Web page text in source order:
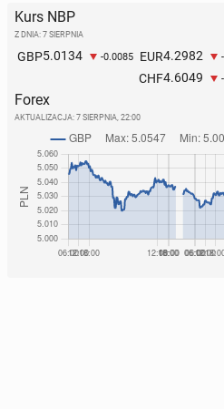
Kurs NBP
Z DNIA: 7 SIERPNIA
GBP5.0134 -0.0085 EUR4.2982
CHF4.6049
Forex
AKTUALIZACJA: 7 SIERPNIA, 22:00